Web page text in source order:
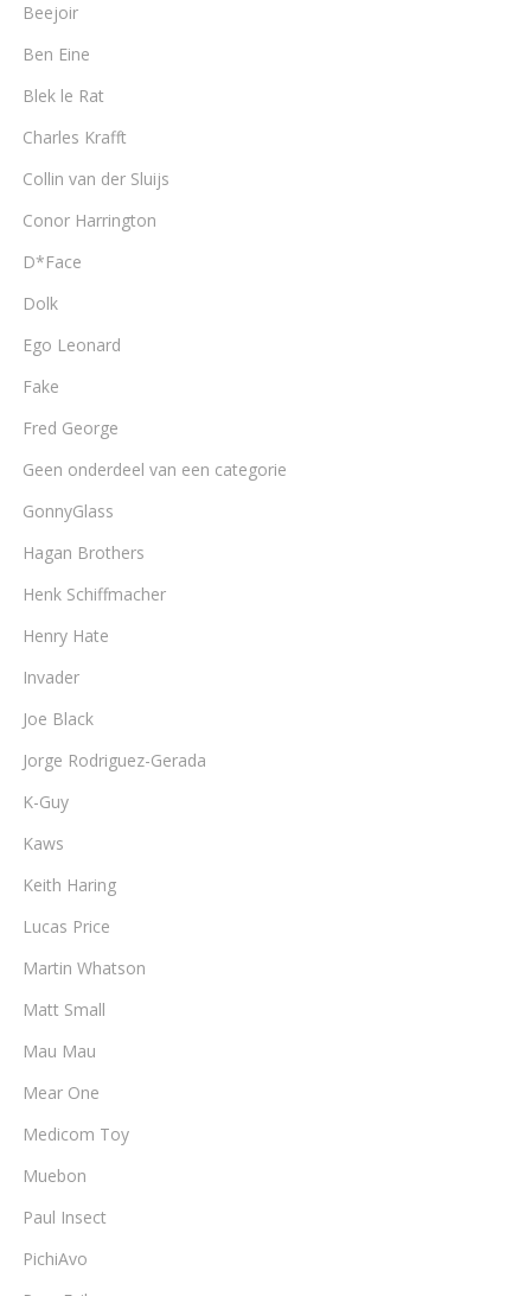
Beejoir
Ben Eine
Blek le Rat
Charles Krafft
Collin van der Sluijs
Conor Harrington
D*Face
Dolk
Ego Leonard
Fake
Fred George
Geen onderdeel van een categorie
GonnyGlass
Hagan Brothers
Henk Schiffmacher
Henry Hate
Invader
Joe Black
Jorge Rodriguez-Gerada
K-Guy
Kaws
Keith Haring
Lucas Price
Martin Whatson
Matt Small
Mau Mau
Mear One
Medicom Toy
Muebon
Paul Insect
PichiAvo